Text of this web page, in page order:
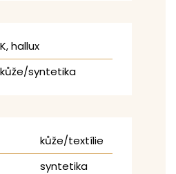
K, hallux
kůže/syntetika
kůže/textílie
syntetika